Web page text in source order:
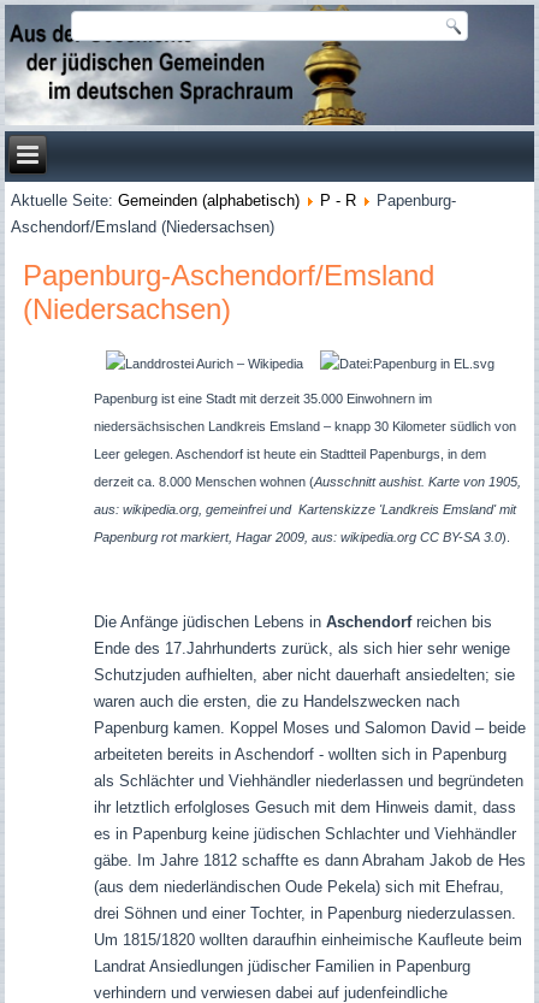
Aktuelle Seite:Gemeinden (alphabetisch) P - R
Papenburg-
Aschendorf/Emsland (Niedersachsen)
Papenburg-Aschendorf/Emsland
(Niedersachsen)
Papenburg ist eine Stadt mit derzeit 35.000 Einwohnern im
niedersächsischen Landkreis Emsland – knapp 30 Kilometer südlich von
Leer gelegen. Aschendorf ist heute ein Stadtteil Papenburgs, in dem
derzeit ca. 8.000 Menschen wohnen (Ausschnitt aushist. Karte von 1905,
aus: wikipedia.org, gemeinfrei undKartenskizze 'Landkreis Emsland' mit
Papenburg rot markiert, Hagar 2009, aus: wikipedia.org CC BY-SA 3.0).
Die Anfänge jüdischen Lebens in Aschendorfreichen bis
Ende des 17.Jahrhunderts zurück, als sich hier sehr wenige
Schutzjuden aufhielten, aber nicht dauerhaft ansiedelten; sie
waren auch die ersten, die zu Handelszwecken nach
Papenburg kamen. Koppel Moses und Salomon David – beide
arbeiteten bereits in Aschendorf - wollten sich in Papenburg
als Schlächter und Viehhändler niederlassen und begründeten
ihr letztlich erfolgloses Gesuch mit dem Hinweis damit, dass
es in Papenburg keine jüdischen Schlachter und Viehhändler
gäbe. Im Jahre 1812 schaffte es dann Abraham Jakob de Hes
(aus dem niederländischen Oude Pekela) sich mit Ehefrau,
drei Söhnen und einer Tochter, in Papenburg niederzulassen.
Um 1815/1820 wollten daraufhin einheimische Kaufleute beim
Landrat Ansiedlungen jüdischer Familien in Papenburg
verhindern und verwiesen dabei auf judenfeindliche